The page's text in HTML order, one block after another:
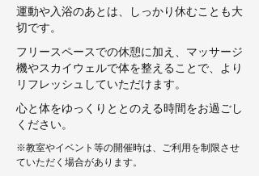
​運動や入浴のあとは、しっかり休むことも大
切です。
フリースペースでの休憩に加え、マッサージ
機やスカイウェルで体を整えることで、より
リフレッシュしていただけます。
心と体をゆっくりととのえる時間をお過ごし
ください。
※教室やイベント等の開催時は、ご利用を制限させ
ていただく場合があります。